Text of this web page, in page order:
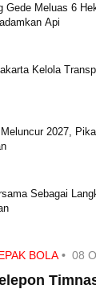
Gede Meluas 6
Api
Kelola
2027,
Sebagai
BOLA • 08